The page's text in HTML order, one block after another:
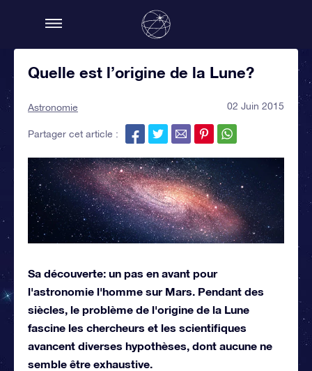
Quelle est l’origine de la Lune?
Astronomie 02 Juin 2015
Partager cet article :
Sa découverte: un pas en avant pour
l'astronomie l'homme sur Mars. Pendant des
siècles, le problème de l'origine de la Lune
fascine les chercheurs et les scientifiques
avancent diverses hypothèses, dont aucune ne
semble être exhaustive.